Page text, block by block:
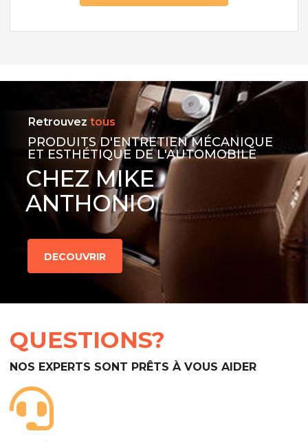
Retrouvez tous
PRODUITS D'ENTRETIEN MÉCANIQUE
ET ESTHÉTIQUE DE L'AUTOMOBILE
CHEZ MIKE
ANTHONIO
DECOUVRIR
QUESTIONS?
NOS EXPERTS SONT PRÊTS À VOUS AIDER